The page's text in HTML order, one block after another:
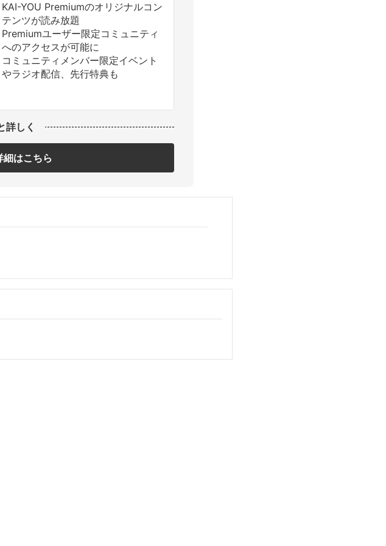
KAI-YOU Premiumのオリジナルコン
テンツが読み放題
Premiumユーザー限定コミュニティ
へのアクセスが可能に
コミュニティメンバー限定イベント
やラジオ配信、先行特典も
詳しく
はこちら